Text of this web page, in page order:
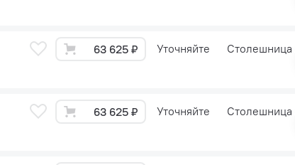
63 625 ₽ Уточняйте Столешница
63 625 ₽ Уточняйте Столешница